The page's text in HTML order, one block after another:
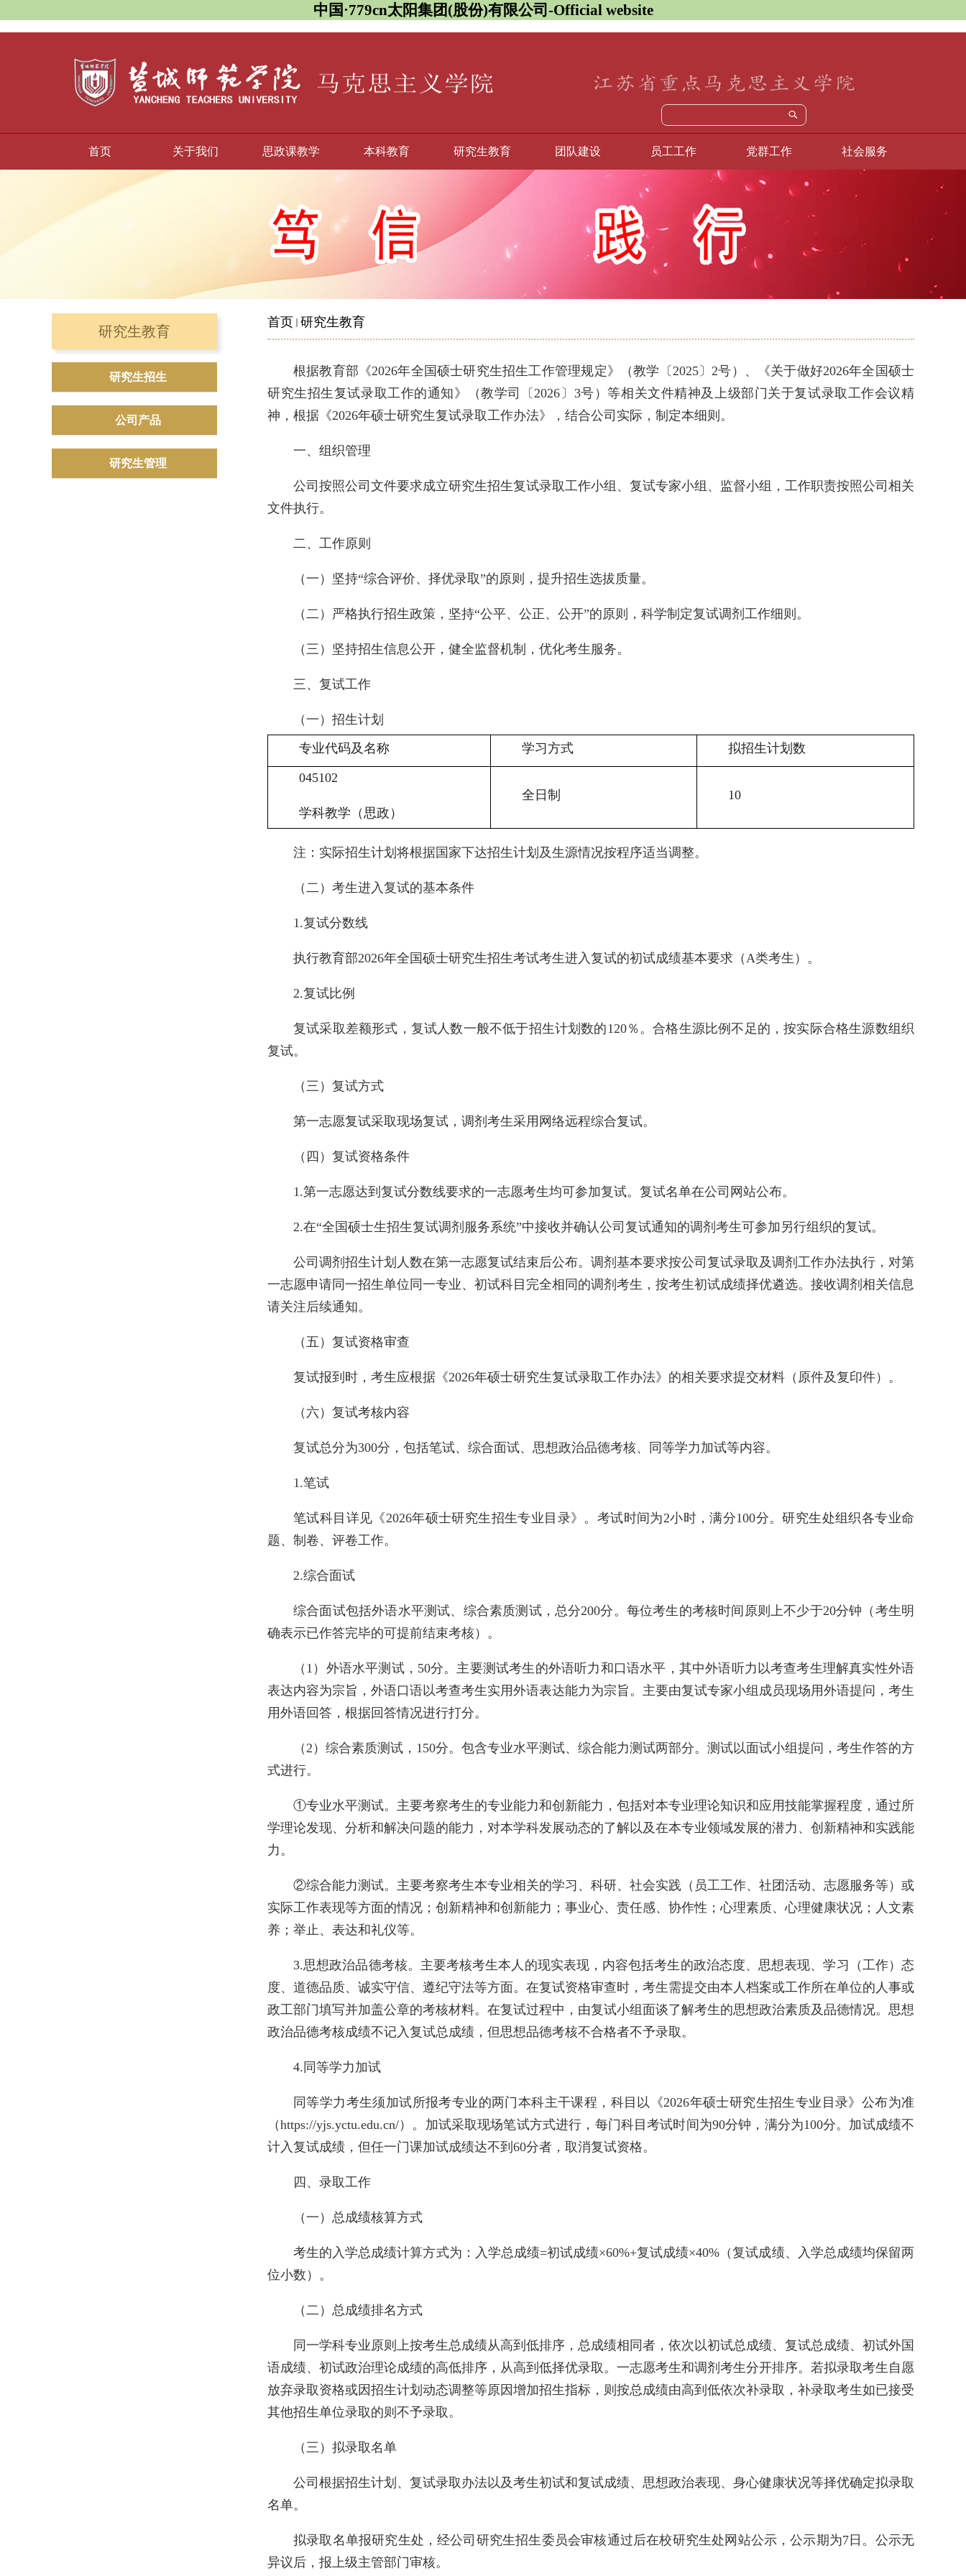
中国·779cn太阳集团(股份)有限公司-Official website
首页 关于我们 思政课教学 本科教育 研究生教育 团队建设 员工工作 党群工作 社会服务
研究生教育
研究生招生
公司产品
研究生管理
首页 研究生教育
根据教育部《2026年全国硕士研究生招生工作管理规定》（教学〔2025〕2号）、《关于做好2026年全国硕士
研究生招生复试录取工作的通知》（教学司〔2026〕3号）等相关文件精神及上级部门关于复试录取工作会议精
神，根据《2026年硕士研究生复试录取工作办法》，结合公司实际，制定本细则。
一、组织管理
公司按照公司文件要求成立研究生招生复试录取工作小组、复试专家小组、监督小组，工作职责按照公司相关
文件执行。
二、工作原则
（一）坚持“综合评价、择优录取”的原则，提升招生选拔质量。
（二）严格执行招生政策，坚持“公平、公正、公开”的原则，科学制定复试调剂工作细则。
（三）坚持招生信息公开，健全监督机制，优化考生服务。
三、复试工作
（一）招生计划
专业代码及名称
学习方式 拟招生计划数
045102
学科教学（思政）
全日制 10
注：实际招生计划将根据国家下达招生计划及生源情况按程序适当调整。
（二）考生进入复试的基本条件
1.复试分数线
执行教育部2026年全国硕士研究生招生考试考生进入复试的初试成绩基本要求（A类考生）。
2.复试比例
复试采取差额形式，复试人数一般不低于招生计划数的120％。合格生源比例不足的，按实际合格生源数组织
复试。
（三）复试方式
第一志愿复试采取现场复试，调剂考生采用网络远程综合复试。
（四）复试资格条件
1.第一志愿达到复试分数线要求的一志愿考生均可参加复试。复试名单在公司网站公布。
2.在“全国硕士生招生复试调剂服务系统”中接收并确认公司复试通知的调剂考生可参加另行组织的复试。
公司调剂招生计划人数在第一志愿复试结束后公布。调剂基本要求按公司复试录取及调剂工作办法执行，对第
一志愿申请同一招生单位同一专业、初试科目完全相同的调剂考生，按考生初试成绩择优遴选。接收调剂相关信息
请关注后续通知。
（五）复试资格审查
复试报到时，考生应根据《2026年硕士研究生复试录取工作办法》的相关要求提交材料（原件及复印件）。
（六）复试考核内容
复试总分为300分，包括笔试、综合面试、思想政治品德考核、同等学力加试等内容。
1.笔试
笔试科目详见《2026年硕士研究生招生专业目录》。考试时间为2小时，满分100分。研究生处组织各专业命
题、制卷、评卷工作。
2.综合面试
综合面试包括外语水平测试、综合素质测试，总分200分。每位考生的考核时间原则上不少于20分钟（考生明
确表示已作答完毕的可提前结束考核）。
（1）外语水平测试，50分。主要测试考生的外语听力和口语水平，其中外语听力以考查考生理解真实性外语
表达内容为宗旨，外语口语以考查考生实用外语表达能力为宗旨。主要由复试专家小组成员现场用外语提问，考生
用外语回答，根据回答情况进行打分。
（2）综合素质测试，150分。包含专业水平测试、综合能力测试两部分。测试以面试小组提问，考生作答的方
式进行。
①专业水平测试。主要考察考生的专业能力和创新能力，包括对本专业理论知识和应用技能掌握程度，通过所
学理论发现、分析和解决问题的能力，对本学科发展动态的了解以及在本专业领域发展的潜力、创新精神和实践能
力。
②综合能力测试。主要考察考生本专业相关的学习、科研、社会实践（员工工作、社团活动、志愿服务等）或
实际工作表现等方面的情况；创新精神和创新能力；事业心、责任感、协作性；心理素质、心理健康状况；人文素
养；举止、表达和礼仪等。
3.思想政治品德考核。主要考核考生本人的现实表现，内容包括考生的政治态度、思想表现、学习（工作）态
度、道德品质、诚实守信、遵纪守法等方面。在复试资格审查时，考生需提交由本人档案或工作所在单位的人事或
政工部门填写并加盖公章的考核材料。在复试过程中，由复试小组面谈了解考生的思想政治素质及品德情况。思想
政治品德考核成绩不记入复试总成绩，但思想品德考核不合格者不予录取。
4.同等学力加试
同等学力考生须加试所报考专业的两门本科主干课程，科目以《2026年硕士研究生招生专业目录》公布为准
（https://yjs.yctu.edu.cn/）。加试采取现场笔试方式进行，每门科目考试时间为90分钟，满分为100分。加试成绩不
计入复试成绩，但任一门课加试成绩达不到60分者，取消复试资格。
四、录取工作
（一）总成绩核算方式
考生的入学总成绩计算方式为：入学总成绩=初试成绩×60%+复试成绩×40%（复试成绩、入学总成绩均保留两
位小数）。
（二）总成绩排名方式
同一学科专业原则上按考生总成绩从高到低排序，总成绩相同者，依次以初试总成绩、复试总成绩、初试外国
语成绩、初试政治理论成绩的高低排序，从高到低择优录取。一志愿考生和调剂考生分开排序。若拟录取考生自愿
放弃录取资格或因招生计划动态调整等原因增加招生指标，则按总成绩由高到低依次补录取，补录取考生如已接受
其他招生单位录取的则不予录取。
（三）拟录取名单
公司根据招生计划、复试录取办法以及考生初试和复试成绩、思想政治表现、身心健康状况等择优确定拟录取
名单。
拟录取名单报研究生处，经公司研究生招生委员会审核通过后在校研究生处网站公示，公示期为7日。公示无
异议后，报上级主管部门审核。